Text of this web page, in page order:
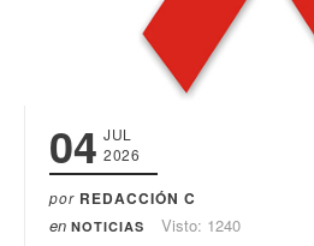
04 JUL
2026
por REDACCIÓN C
en NOTICIAS Visto: 1240